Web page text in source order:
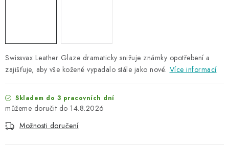
Swissvax Leather Glaze dramaticky snižuje známky opotřebení a
zajišťuje, aby vše kožené vypadalo stále jako nové. Více informací
Skladem do 3 pracovních dní
14.8.2026
Možnosti doručení